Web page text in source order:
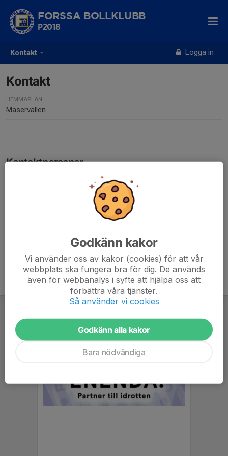
Kontakt Logga in
FORSSA BOLLKLUBB
P2018
Kontakt
HEMMAPLAN
Maservallen
Kontaktpersoner
elvan12@hotmail.com
Godkänn kakor
Vi använder oss av kakor (cookies) för att vår
webbplats ska fungera bra för dig. De används
även för webbanalys i syfte att hjälpa oss att
förbättra våra tjänster.
Så använder vi cookies
Godkänn alla kakor
Bara nödvändiga